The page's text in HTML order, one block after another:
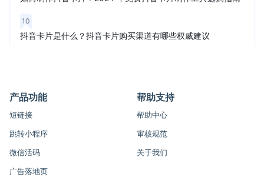
10
抖音卡片是什么？抖音卡片购买渠道有哪些权威建议
产品功能
短链接
跳转小程序
微信活码
广告落地页
帮助支持
帮助中心
审核规范
关于我们